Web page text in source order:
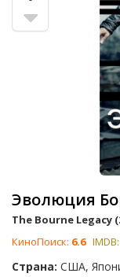
Эволюция
The Bourne Legacy
КиноПоиск: 6.6 IMDB:
Страна: США,